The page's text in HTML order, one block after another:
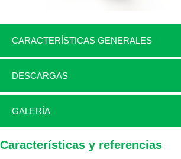
CARACTERÍSTICAS GENERALES
DESCARGAS
GALERÍA
Características y referencias